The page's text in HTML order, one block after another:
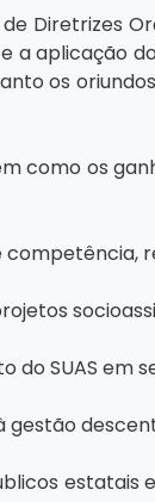
Diretrizes
aplicação
os
como os
do SUAS em
gestão